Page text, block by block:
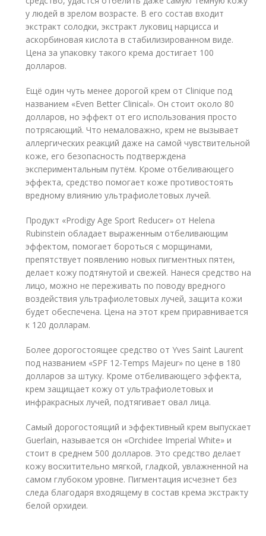
у людей в зрелом возрасте. В его состав входит
экстракт солодки, экстракт луковиц нарцисса и
аскорбиновая кислота в стабилизированном виде.
Цена за упаковку такого крема достигает 100
долларов.
Ещё один чуть менее дорогой крем от Clinique под
названием «Even Better Clinical». Он стоит около 80
долларов, но эффект от его использования просто
потрясающий. Что немаловажно, крем не вызывает
аллергических реакций даже на самой чувствительной
коже, его безопасность подтверждена
экспериментальным путём. Кроме отбеливающего
эффекта, средство помогает коже противостоять
вредному влиянию ультрафиолетовых лучей.
Продукт «Prodigy Age Sport Reducer» от Helena
Rubinstein обладает выраженным отбеливающим
эффектом, помогает бороться с морщинами,
препятствует появлению новых пигментных пятен,
делает кожу подтянутой и свежей. Нанеся средство на
лицо, можно не переживать по поводу вредного
воздействия ультрафиолетовых лучей, защита кожи
будет обеспечена. Цена на этот крем приравнивается
к 120 долларам.
Более дорогостоящее средство от Yves Saint Laurent
под названием «SPF 12-Temps Majeur» по цене в 180
долларов за штуку. Кроме отбеливающего эффекта,
крем защищает кожу от ультрафиолетовых и
инфракрасных лучей, подтягивает овал лица.
Самый дорогостоящий и эффективный крем выпускает
Guerlain, называется он «Orchidee Imperial White» и
стоит в среднем 500 долларов. Это средство делает
кожу восхитительно мягкой, гладкой, увлажненной на
самом глубоком уровне. Пигментация исчезнет без
следа благодаря входящему в состав крема экстракту
белой орхидеи.